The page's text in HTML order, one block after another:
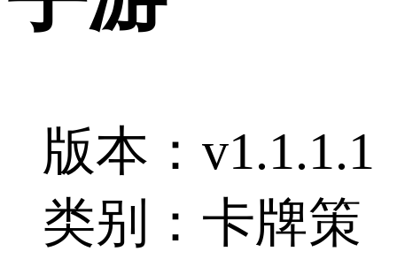
版本：v1.1.1.1
类别：卡牌策